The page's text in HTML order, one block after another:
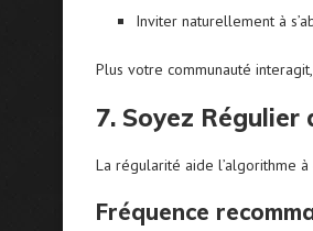
Inviter naturellement à
Plus votre communauté
7. Soyez
La régularité aide l’algorithme
Fréquence